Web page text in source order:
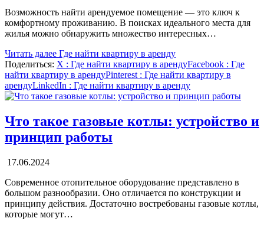
Возможность найти арендуемое помещение — это ключ к
комфортному проживанию. В поисках идеального места для
жилья можно обнаружить множество интересных…
Читать далее Где найти квартиру в аренду
Поделиться: X : Где найти квартиру в арендуFacebook : Где
найти квартиру в арендуPinterest : Где найти квартиру в
арендуLinkedIn : Где найти квартиру в аренду
Что такое газовые котлы: устройство и
принцип работы
17.06.2024
Современное отопительное оборудование представлено в
большом разнообразии. Оно отличается по конструкции и
принципу действия. Достаточно востребованы газовые котлы,
которые могут…